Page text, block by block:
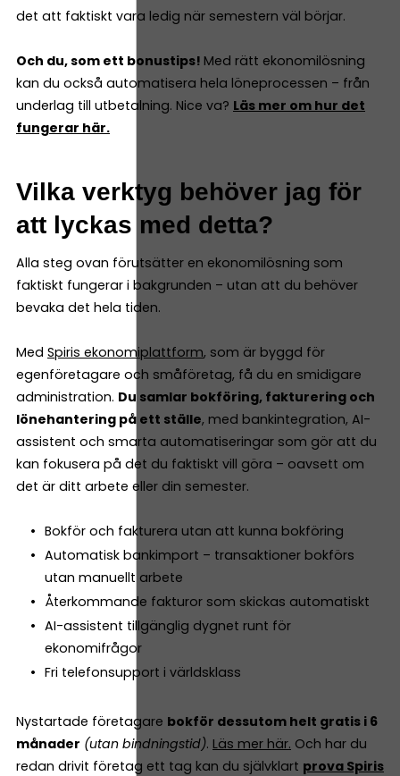
det att faktiskt vara ledig när semestern väl börjar.
Och du, som ett bonustips! Med rätt ekonomilösning
kan du också automatisera hela löneprocessen – från
underlag till utbetalning. Nice va? Läs mer om hur det
fungerar här.
Vilka verktyg behöver jag för
att lyckas med detta?
Alla steg ovan förutsätter en ekonomilösning som
faktiskt fungerar i bakgrunden – utan att du behöver
bevaka det hela tiden.
Med Spiris ekonomiplattform, som är byggd för
egenföretagare och småföretag, få du en smidigare
administration. Du samlar bokföring, fakturering och
lönehantering på ett ställe, med bankintegration, AI-
assistent och smarta automatiseringar som gör att du
kan fokusera på det du faktiskt vill göra – oavsett om
det är ditt arbete eller din semester.
Bokför och fakturera utan att kunna bokföring
Automatisk bankimport – transaktioner bokförs
utan manuellt arbete
Återkommande fakturor som skickas automatiskt
AI-assistent tillgänglig dygnet runt för
ekonomifrågor
Fri telefonsupport i världsklass
Nystartade företagare bokför dessutom helt gratis i 6
månader (utan bindningstid). Läs mer här. Och har du
redan drivit företag ett tag kan du självklart prova Spiris